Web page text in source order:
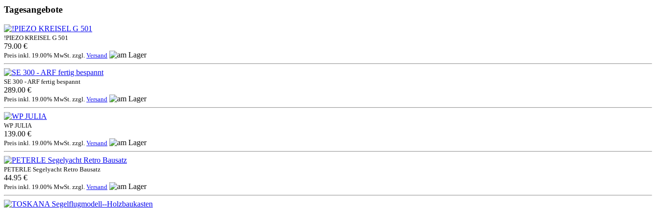
Tagesangebote
!PIEZO KREISEL G 501
79.00 €
Preis inkl. 19.00% MwSt. zzgl. Versand
SE 300 - ARF fertig bespannt
289.00 €
Preis inkl. 19.00% MwSt. zzgl. Versand
WP JULIA
139.00 €
Preis inkl. 19.00% MwSt. zzgl. Versand
PETERLE Segelyacht Retro Bausatz
44.95 €
Preis inkl. 19.00% MwSt. zzgl. Versand